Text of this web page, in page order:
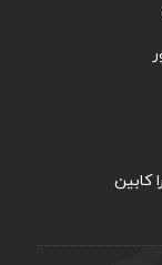
کابین